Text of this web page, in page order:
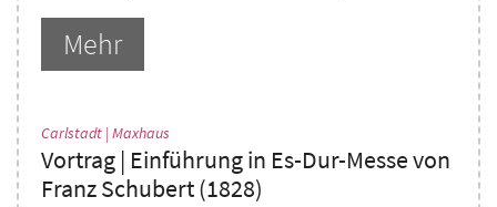
Mehr
Carlstadt | Maxhaus
Vortrag | Einführung in Es-Dur-Messe von
Franz Schubert (1828)